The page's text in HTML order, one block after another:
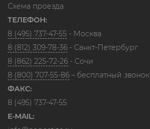
Схема проезда
ТЕЛЕФОН:
8 (495) 737-47-55 - Москва
8 (812) 309-78-36 - Санкт-Петербург
8 (862) 225-72-26 - Сочи
8 (800) 707-55-86 – бесплатный звонок
ФАКС:
8 (495) 737-47-55
E-MAIL: